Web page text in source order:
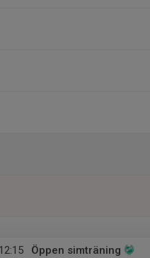
12:15
Öppen simträning